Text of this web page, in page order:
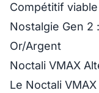
Compétitif viable
Nostalgie Gen 2
Or/Argent
Noctali VMAX
Le Noctali